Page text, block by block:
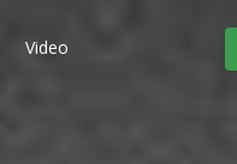
Video